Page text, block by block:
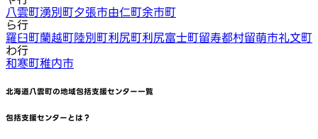
八雲町湧別町夕張市由仁町余市町
ら行
羅臼町蘭越町陸別町利尻町利尻富士町留寿都村留萌市礼文町
わ行
和寒町稚内市
北海道八雲町の地域包括支援センター一覧
包括支援センターとは？